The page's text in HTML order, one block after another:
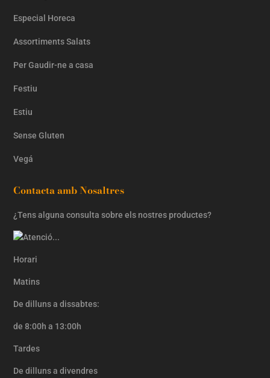
Especial Horeca
Assortiments Salats
Per Gaudir-ne a casa
Festiu
Estiu
Sense Gluten
Vegá
Contacta amb Nosaltres
¿Tens alguna consulta sobre els nostres productes?
Horari
Matins
De dilluns a dissabtes:
de 8:00h a 13:00h
Tardes
De dilluns a divendres